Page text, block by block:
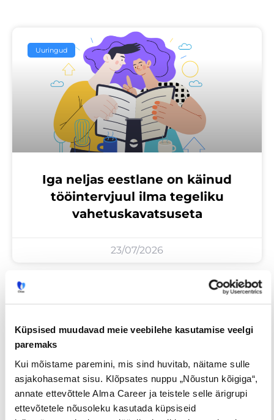
Küpsised muudavad meie veebilehe kasutamise veelgi
paremaks
Kui mõistame paremini, mis sind huvitab, näitame sulle
asjakohasemat sisu. Klõpsates nuppu „Nõustun kõigiga“,
annate ettevõttele Alma Career ja teistele selle ärigrupi
ettevõtetele nõusoleku kasutada küpsiseid
Uuringud
Iga neljas eestlane on käinud
tööintervjuul ilma tegeliku
vahetuskavatsuseta
23/07/2026
Tööotsijale